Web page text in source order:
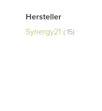
Hersteller
Synergy21
15Artikel